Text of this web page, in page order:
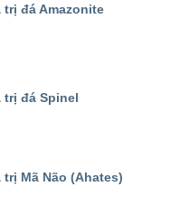
đá Amazonite
đá Spinel
Mã Não (Ahates)